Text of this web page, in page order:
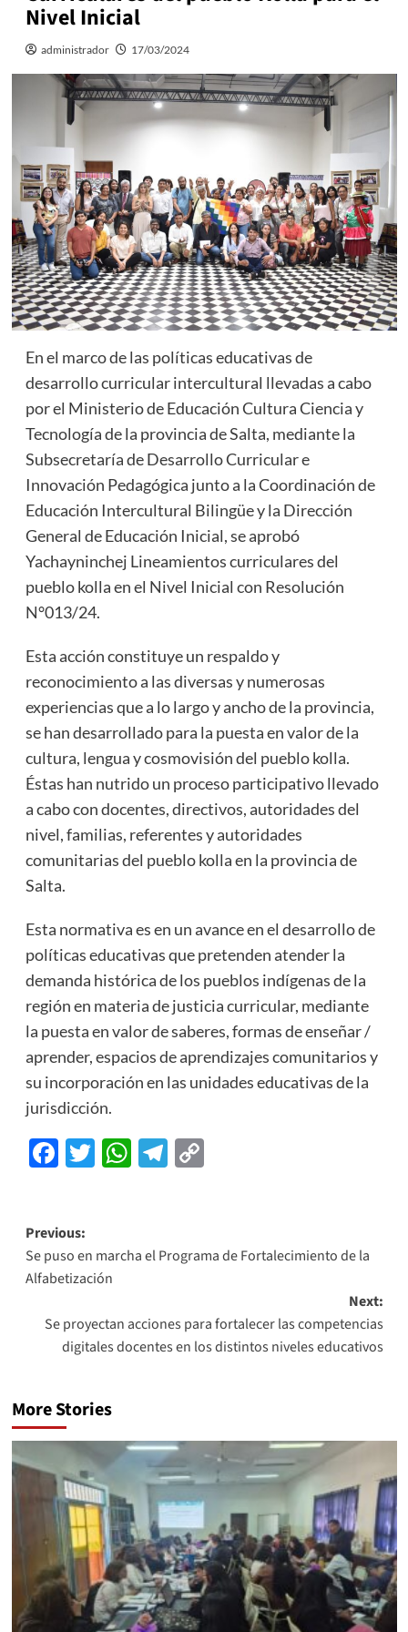
Nivel Inicial
administrador 17/03/2024
En el marco de las políticas educativas de
desarrollo curricular intercultural llevadas a cabo
por el Ministerio de Educación Cultura Ciencia y
Tecnología de la provincia de Salta, mediante la
Subsecretaría de Desarrollo Curricular e
Innovación Pedagógica junto a la Coordinación de
Educación Intercultural Bilingüe y la Dirección
General de Educación Inicial, se aprobó
Yachayninchej Lineamientos curriculares del
pueblo kolla en el Nivel Inicial con Resolución
N°013/24.
Esta acción constituye un respaldo y
reconocimiento a las diversas y numerosas
experiencias que a lo largo y ancho de la provincia,
se han desarrollado para la puesta en valor de la
cultura, lengua y cosmovisión del pueblo kolla.
Éstas han nutrido un proceso participativo llevado
a cabo con docentes, directivos, autoridades del
nivel, familias, referentes y autoridades
comunitarias del pueblo kolla en la provincia de
Salta.
Esta normativa es en un avance en el desarrollo de
políticas educativas que pretenden atender la
demanda histórica de los pueblos indígenas de la
región en materia de justicia curricular, mediante
la puesta en valor de saberes, formas de enseñar /
aprender, espacios de aprendizajes comunitarios y
su incorporación en las unidades educativas de la
jurisdicción.
Facebook
Twitter
WhatsApp
Telegram
Copy
Previous:
Se puso en marcha el Programa de Fortalecimiento de la
Alfabetización
Next:
Se proyectan acciones para fortalecer las competencias
digitales docentes en los distintos niveles educativos
More Stories